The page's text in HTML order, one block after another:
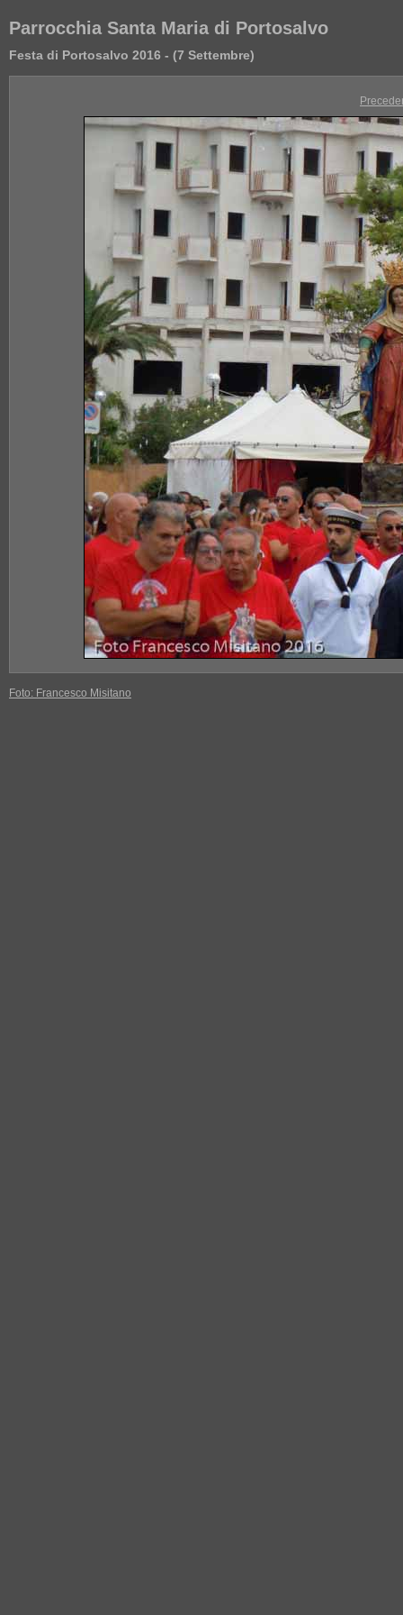
Parrocchia Santa Maria di Portosalvo
Festa di Portosalvo 2016 - (7 Settembre)
Foto: Francesco Misitano